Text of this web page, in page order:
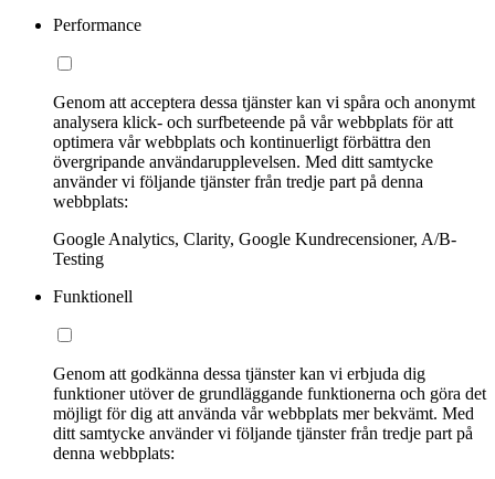
Performance
Genom att acceptera dessa tjänster kan vi spåra och anonymt
analysera klick- och surfbeteende på vår webbplats för att
optimera vår webbplats och kontinuerligt förbättra den
övergripande användarupplevelsen. Med ditt samtycke
använder vi följande tjänster från tredje part på denna
webbplats:
Google Analytics, Clarity, Google Kundrecensioner, A/B-
Testing
Funktionell
Genom att godkänna dessa tjänster kan vi erbjuda dig
funktioner utöver de grundläggande funktionerna och göra det
möjligt för dig att använda vår webbplats mer bekvämt. Med
ditt samtycke använder vi följande tjänster från tredje part på
denna webbplats: